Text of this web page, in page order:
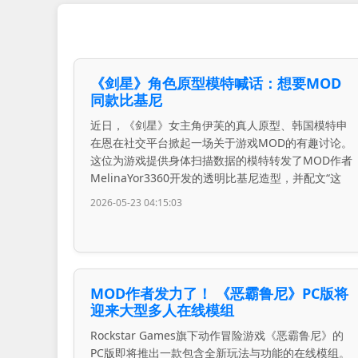
《剑星》角色原型模特喊话：想要MOD
同款比基尼
近日，《剑星》女主角伊芙的真人原型、韩国模特申
在恩在社交平台掀起一场关于游戏MOD的有趣讨论。
这位为游戏提供身体扫描数据的模特转发了MOD作者
MelinaYor3360开发的透明比基尼造型，并配文“这
2026-05-23 04:15:03
MOD作者发力了！ 《恶霸鲁尼》PC版将
迎来大型多人在线模组
Rockstar Games旗下动作冒险游戏《恶霸鲁尼》的
PC版即将推出一款包含全新玩法与功能的在线模组。